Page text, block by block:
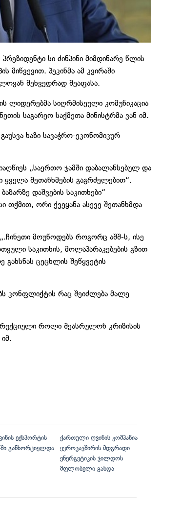
სი ძინპინი მიმდინარე წლის
მიწვევით. პეკინმა ამ კვირაში
შეხვედრად შეაფასა.
ლიდერებმა სიღრმისეული კომუნიკაცია
საგარეო საქმეთა მინისტრმა ვან იმ.
ხაზი სავაჭრო-ეკონომიკურ
„საერთო ჯამში დაბალანსებულ და
შეთანხმების გაგრძელებით“.
დაშვების საკითხები“
თქმით, ორი ქვეყანა ასევე შეთანხმდა
მოუწოდებს როგორც აშშ-ს, ისე
საკითხის, მოლაპარაკებების გზით
ცეცხლის შეწყვეტის
კონფლიქტის რაც შეიძლება მალე
როლი შეასრულონ კრიზისის
ექსპორტის
განხორციელდა
ქართული ღვინის კომპანია
ევროკავშირის მდგრადი
ენერგეტიკის ჯილდოს
მფლობელი გახდა